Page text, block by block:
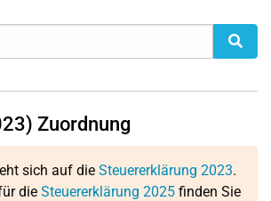
Zuordnung
sich auf die Steuererklärung 2023.
die Steuererklärung 2025 finden Sie